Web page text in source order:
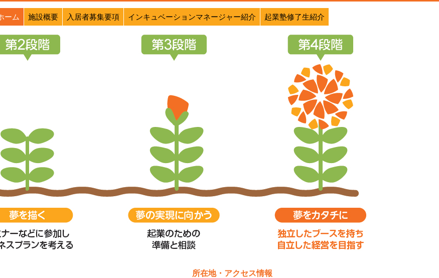
ーム 施設概要 入居者募集要項 インキュベーションマネージャー紹介 起業塾修了生紹介
所在地・アクセス情報